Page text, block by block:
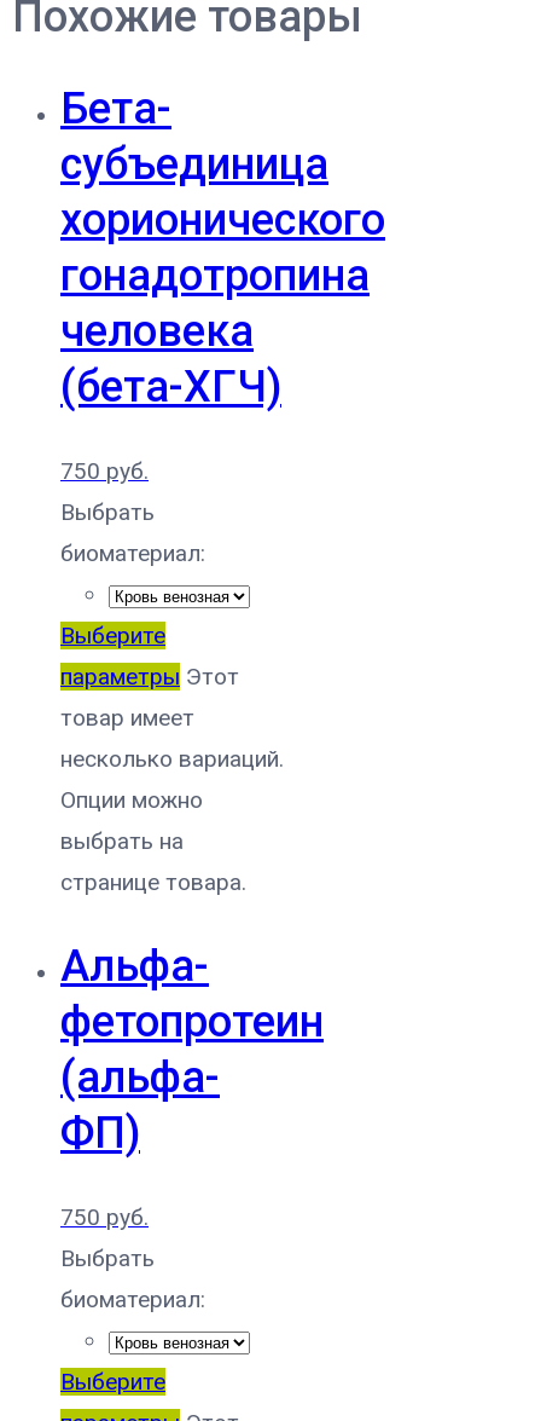
Похожие товары
Бета-
субъединица
хорионического
гонадотропина
человека
(бета-ХГЧ)
750 руб.
Выбрать
биоматериал:
Выберите
параметры Этот
товар имеет
несколько вариаций.
Опции можно
выбрать на
странице товара.
Альфа-
фетопротеин
(альфа-
ФП)
750 руб.
Выбрать
биоматериал:
Выберите